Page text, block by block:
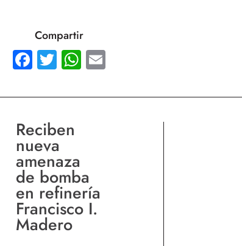
Compartir
Facebook
TwitterWhatsApp
Reciben
nueva
amenaza
de bomba
en refinería
Francisco I.
Madero